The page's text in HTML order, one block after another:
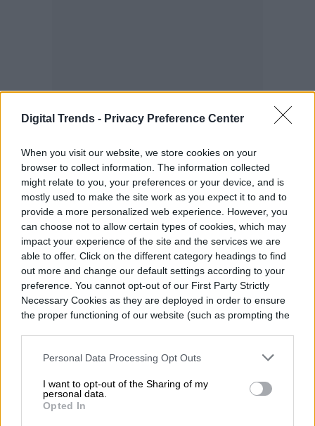
Digital Trends - Privacy Preference Center
When you visit our website, we store cookies on your
browser to collect information. The information collected
might relate to you, your preferences or your device, and is
mostly used to make the site work as you expect it to and to
provide a more personalized web experience. However, you
can choose not to allow certain types of cookies, which may
impact your experience of the site and the services we are
able to offer. Click on the different category headings to find
out more and change our default settings according to your
preference. You cannot opt-out of our First Party Strictly
Necessary Cookies as they are deployed in order to ensure
the proper functioning of our website (such as prompting the
Personal Data Processing Opt Outs
I want to opt-out of the Sharing of my
personal data.
Opted In
La quinta generación de luces OLED
estarán listas para la producción a
principios del próximo año.
Milenka Peña